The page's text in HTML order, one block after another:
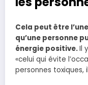
Cela peut être
qu’une personne
énergie positive.Il
«celui qui évite
personnes toxiques,